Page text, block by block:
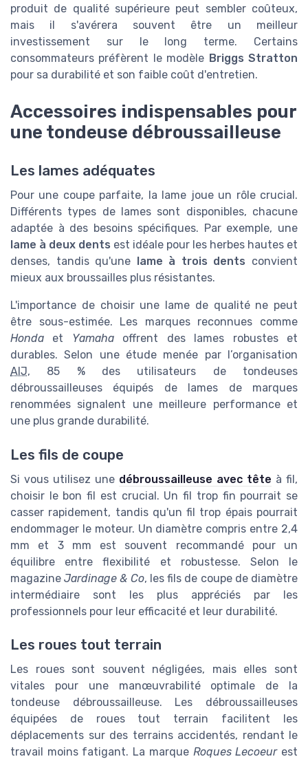
produit de qualité supérieure peut sembler coûteux,
mais il s'avérera souvent être un meilleur
investissement sur le long terme. Certains
consommateurs préfèrent le modèle Briggs Stratton
pour sa durabilité et son faible coût d'entretien.
Accessoires indispensables pour
une tondeuse débroussailleuse
Les lames adéquates
Pour une coupe parfaite, la lame joue un rôle crucial.
Différents types de lames sont disponibles, chacune
adaptée à des besoins spécifiques. Par exemple, une
lame à deux dents est idéale pour les herbes hautes et
denses, tandis qu'une
lame à trois dents convient
mieux aux broussailles plus résistantes.
L'importance de choisir une lame de qualité ne peut
être sous-estimée. Les marques reconnues comme
Honda et Yamahaoffrent des lames robustes et
durables. Selon une étude menée par l’organisation
AIJ, 85 % des utilisateurs de tondeuses
débroussailleuses équipés de lames de marques
renommées signalent une meilleure performance et
une plus grande durabilité.
Les fils de coupe
Si vous utilisez une débroussailleuse avec tête à fil,
choisir le bon fil est crucial. Un fil trop fin pourrait se
casser rapidement, tandis qu'un fil trop épais pourrait
endommager le moteur. Un diamètre compris entre 2,4
mm et 3 mm est souvent recommandé pour un
équilibre entre flexibilité et robustesse. Selon le
magazineJardinage & Co, les fils de coupe de diamètre
intermédiaire sont les plus appréciés par les
professionnels pour leur efficacité et leur durabilité.
Les roues tout terrain
Les roues sont souvent négligées, mais elles sont
vitales pour une manœuvrabilité optimale de la
tondeuse débroussailleuse. Les débroussailleuses
équipées de roues tout terrain facilitent les
déplacements sur des terrains accidentés, rendant le
travail moins fatigant. La marque Roques Lecoeurest